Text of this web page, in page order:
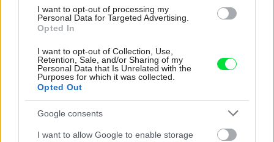
I want to opt-out of processing my
Personal Data for Targeted Advertising.
Opted In
I want to opt-out of Collection, Use,
Retention, Sale, and/or Sharing of my
Personal Data that Is Unrelated with the
Purposes for which it was collected.
Opted Out
Google consents
I want to allow Google to enable storage
Navyše s Lindabom môžete každý mesiac vyhrať
poukážku v hodnote 500 € na produkty Lindab
novú strechu tak získate ešte lacnejšie. Stačí ak
zaregistrujete Vašu starú strechu na stránke
www.stresnysystem.sk
Ponúkame Vám odborné poradenstvo pri rekonštrukcii.
Náš Lindab Expert Vás osobne navštívi a poradí Vám